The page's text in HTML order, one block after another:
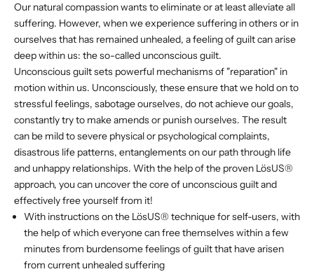
Our natural compassion wants to eliminate or at least alleviate all
suffering. However, when we experience suffering in others or in
ourselves that has remained unhealed, a feeling of guilt can arise
deep within us: the so-called unconscious guilt.
Unconscious guilt sets powerful mechanisms of "reparation" in
motion within us. Unconsciously, these ensure that we hold on to
stressful feelings, sabotage ourselves, do not achieve our goals,
constantly try to make amends or punish ourselves. The result
can be mild to severe physical or psychological complaints,
disastrous life patterns, entanglements on our path through life
and unhappy relationships. With the help of the proven LösUS®
approach, you can uncover the core of unconscious guilt and
effectively free yourself from it!
With instructions on the LösUS® technique for self-users, with
the help of which everyone can free themselves within a few
minutes from burdensome feelings of guilt that have arisen
from current unhealed suffering